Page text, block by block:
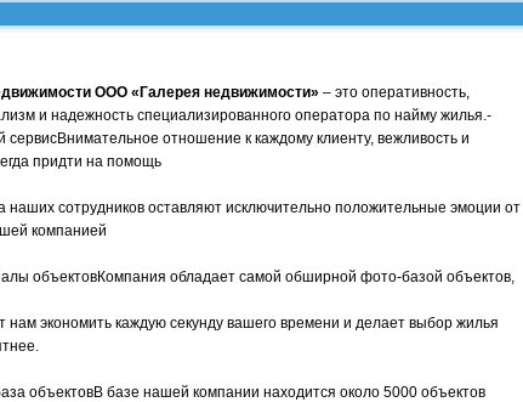
ООО «Галерея недвижимости» – это оперативность,
и надежность специализированного оператора по найму жилья.-
сервисВнимательное отношение к каждому клиенту, вежливость и
придти на помощь
наших сотрудников оставляют исключительно положительные эмоции от
компанией
объектовКомпания обладает самой обширной фото-базой объектов,
нам экономить каждую секунду вашего времени и делает выбор жилья
объектовВ базе нашей компании находится около 5000 объектов